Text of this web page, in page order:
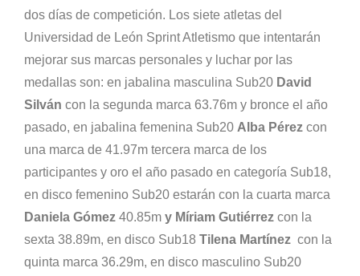
dos días de competición. Los siete atletas del
Universidad de León Sprint Atletismo que intentarán
mejorar sus marcas personales y luchar por las
medallas son: en jabalina masculina Sub20 David
Silván con la segunda marca 63.76m y bronce el año
pasado, en jabalina femenina Sub20 Alba Pérez con
una marca de 41.97m tercera marca de los
participantes y oro el año pasado en categoría Sub18,
en disco femenino Sub20 estarán con la cuarta marca
Daniela Gómez 40.85m y Míriam Gutiérrez con la
sexta 38.89m, en disco Sub18 Tilena Martínez con la
quinta marca 36.29m, en disco masculino Sub20